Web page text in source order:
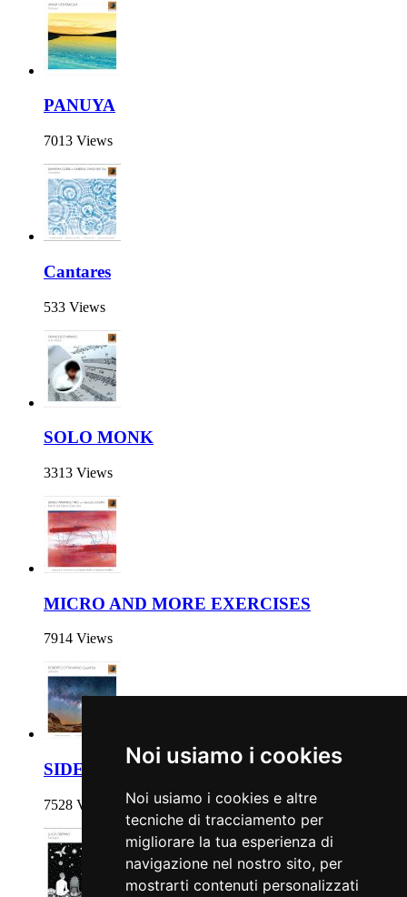
Noi usiamo i cookies
Noi usiamo i cookies e altre
tecniche di tracciamento per
migliorare la tua esperienza di
navigazione nel nostro sito, per
mostrarti contenuti personalizzati
PANUYA
7013 Views
Cantares
533 Views
SOLO MONK
3313 Views
MICRO AND MORE EXERCISES
7914 Views
SIDERALIS
7528 Views